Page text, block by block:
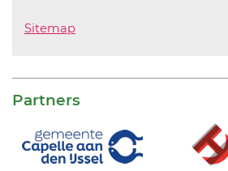
Sitemap
Partners